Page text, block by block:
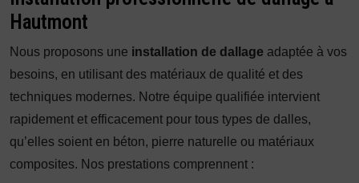
Hautmont
Nous proposons une installation de dallage adaptée à vos
besoins, en utilisant des matériaux de qualité et des
techniques modernes. Notre équipe qualifiée intervient
rapidement et efficacement pour tous types de dalles,
qu’elles soient en béton, pierre naturelle ou matériaux
composites. Nos prestations comprennent :